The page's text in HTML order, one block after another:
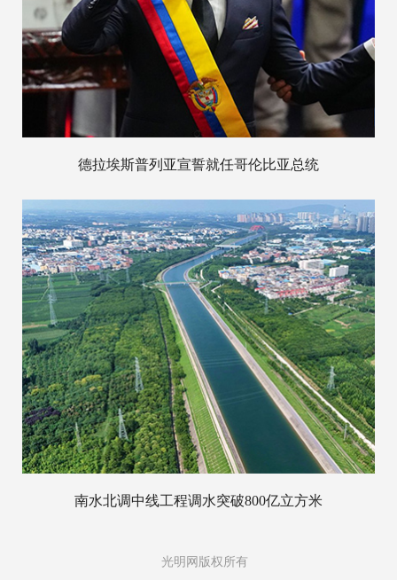
德拉埃斯普列亚宣誓就任哥伦比亚总统
南水北调中线工程调水突破800亿立方米
光明网版权所有